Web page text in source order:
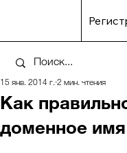
Как
доменное
15 янв. 2014 г. 2 мин. чтения